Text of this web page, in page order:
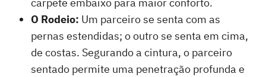
carpete embaixo para maior conforto.
O Rodeio: Um parceiro se senta com as
pernas estendidas; o outro se senta em cima,
de costas. Segurando a cintura, o parceiro
sentado permite uma penetração profunda e